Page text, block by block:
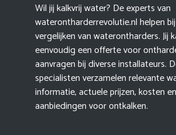
Wil jij kalkvrij water? De experts van
waterontharderrevolutie.nl helpen
vergelijken van waterontharders. Jij
eenvoudig een offerte voor
aanvragen bij diverse installateurs.
specialisten verzamelen relevante
informatie, actuele prijzen, kosten
aanbiedingen voor ontkalken.